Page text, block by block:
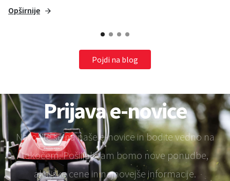
Opširnije
Pojdi na blog
Prijava e-novice
Naročite se na naše e-novice in bodite vedno na
tekočem. Pošiljali vam bomo nove ponudbe,
akcijske cene in najnovejše informacije.